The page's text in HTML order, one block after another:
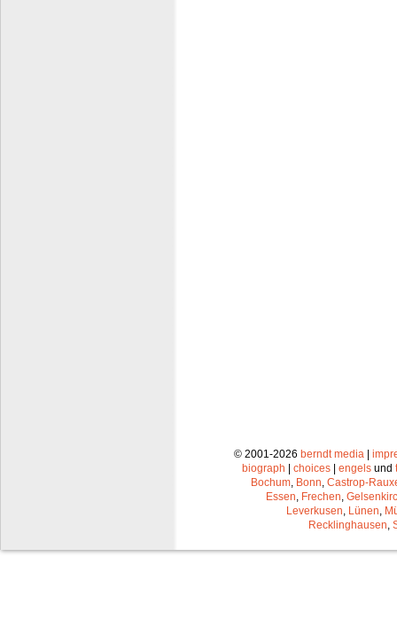
© 2001-2026 berndt media |
biograph | choices | engels und
Bochum Bonn Castrop-
Essen Frechen
Leverkusen Lünen
Recklinghausen